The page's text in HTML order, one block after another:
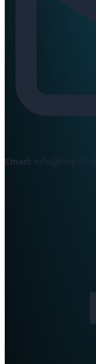
Email: